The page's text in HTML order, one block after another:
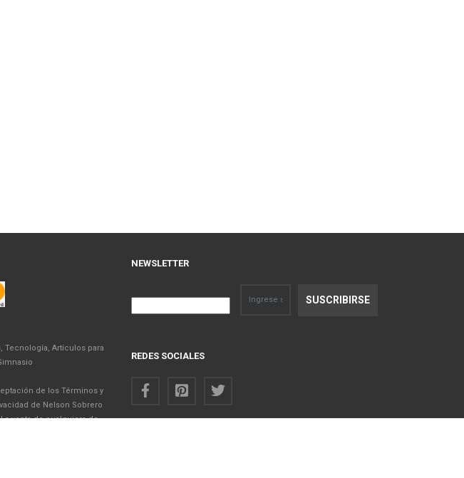
Tecnología, Artículos para
de los Términos y
de Nelson Sobrero
venta de cualquiera de
NEWSLETTER
REDES SOCIALES